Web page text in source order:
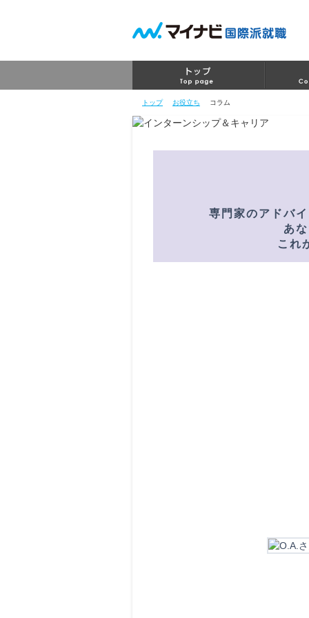
トップ お役立ち コラム
専門家のアドバ
あ
これ